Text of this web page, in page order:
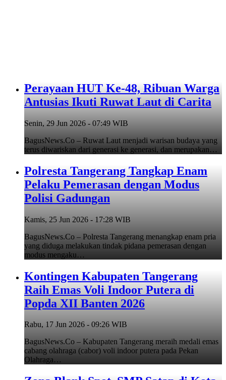
Perayaan HUT Ke-48, Ribuan Warga
Antusias Ikuti Ruwat Laut di Carita
Senin, 29 Jun 2026 - 07:49 WIB
BagusNews.Co – Ruwat Laut menjadi warisan budaya yang
terus diwariskan dari generasi ke generasi, dan merupakan…
Polresta Tangerang Tangkap Enam
Pelaku Pemerasan dengan Modus
Polisi Gadungan
Kamis, 25 Jun 2026 - 17:28 WIB
BagusNews.Co – Polresta Tangerang menangkap enam pria
yang diduga melakukan tindak pidana pemerasan dengan
modus mengaku…
Kontingen Kabupaten Tangerang
Raih Emas Voli Indoor Putera di
Popda XII Banten 2026
Rabu, 17 Jun 2026 - 09:26 WIB
BagusNews.Co – Kabupaten Tangerang meraih medali emas
cabang olahraga (cabor) voli indoor putera pada Pekan
Olahraga…